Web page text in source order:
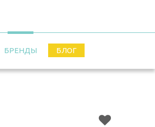
БРЕНДЫ БЛОГ